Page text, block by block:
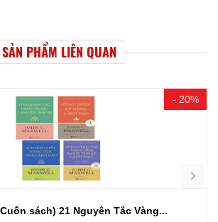
SẢN PHẨM LIÊN QUAN
- 20%
sách) 21 Nguyên Tắc Vàng...